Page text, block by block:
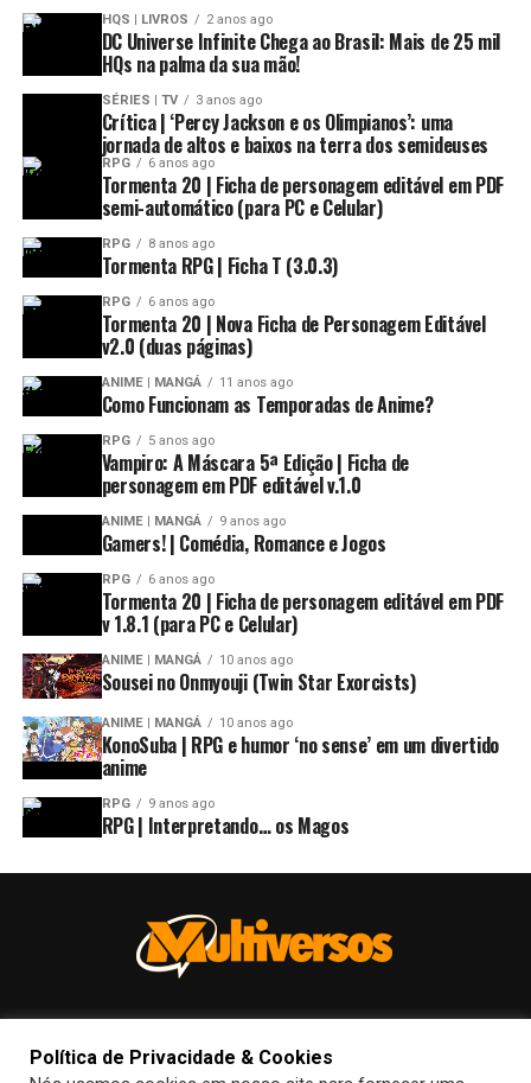
HQS | LIVROS 2 anos ago
DC Universe Infinite Chega ao Brasil: Mais de 25 mil
HQs na palma da sua mão!
SÉRIES | TV 3 anos ago
Crítica | ‘Percy Jackson e os Olimpianos’: uma
jornada de altos e baixos na terra dos semideuses
RPG 6 anos ago
Tormenta 20 | Ficha de personagem editável em PDF
semi-automático (para PC e Celular)
RPG 8 anos ago
Tormenta RPG | Ficha T (3.0.3)
RPG 6 anos ago
Tormenta 20 | Nova Ficha de Personagem Editável
v2.0 (duas páginas)
ANIME | MANGÁ 11 anos ago
Como Funcionam as Temporadas de Anime?
RPG 5 anos ago
Vampiro: A Máscara 5ª Edição | Ficha de
personagem em PDF editável v.1.0
ANIME | MANGÁ 9 anos ago
Gamers! | Comédia, Romance e Jogos
RPG 6 anos ago
Tormenta 20 | Ficha de personagem editável em PDF
v 1.8.1 (para PC e Celular)
ANIME | MANGÁ 10 anos ago
Sousei no Onmyouji (Twin Star Exorcists)
ANIME | MANGÁ 10 anos ago
KonoSuba | RPG e humor ‘no sense’ em um divertido
anime
RPG 9 anos ago
RPG | Interpretando… os Magos
Política de Privacidade & Cookies